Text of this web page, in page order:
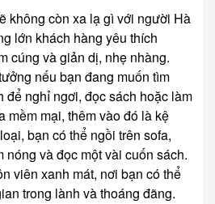
không còn xa lạ gì với người Hà
lớn khách hàng yêu thích
cúng và giản dị, nhẹ nhàng.
nếu bạn đang muốn tìm
để nghỉ ngơi, đọc sách hoặc làm
mềm mại, thêm vào đó là kệ
bạn có thể ngồi trên sofa,
nóng và đọc một vài cuốn sách.
viên xanh mát, nơi bạn có thể
trong lành và thoáng đãng.